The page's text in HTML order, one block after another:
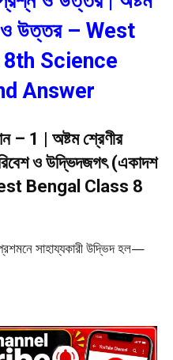
ও উত্তর – West
8th Science
Answer
– 1 | অষ্টম শ্রেণীর
ও উদ্ভিদজগৎ (একাদশ
Bengal Class 8
সাহায্যকারী উদ্ভিদ হল—